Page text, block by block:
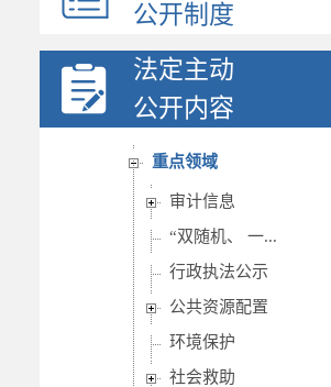
公开制度
法定主动
公开内容
价格与收费
行政许可和其他对外管...
行政权力
重要部署执行公开
重点领域
审计信息
“双随机、 一...
行政执法公示
公共资源配置
环境保护
社会救助